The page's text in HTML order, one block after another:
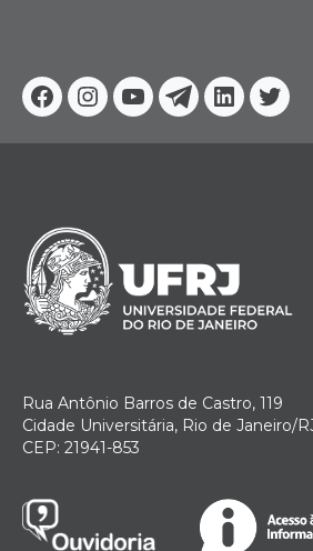
Facebook
Instagram
YoutubeTelegram
Linkedin
Rua Antônio Barros de Castro, 119
Cidade Universitária, Rio de Janeiro/
CEP: 21941-853